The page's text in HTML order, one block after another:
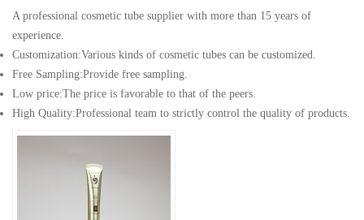
A professional cosmetic tube supplier with more than 15 years of
experience.
Customization:Various kinds of cosmetic tubes can be customized.
Free Sampling:Provide free sampling.
Low price:The price is favorable to that of the peers.
High Quality:Professional team to strictly control the quality of products.